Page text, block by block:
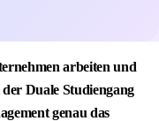
arbeiten und
Duale Studiengang
genau das